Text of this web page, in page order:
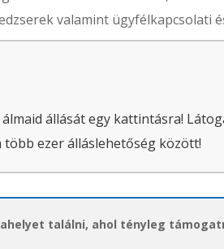
valamint ügyfélkapcsolati
állását egy kattintásra!
több ezer álláslehetőség között!
találni, ahol tényleg